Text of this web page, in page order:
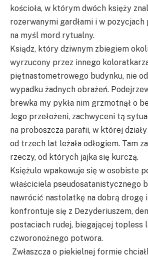
kościoła, w którym dwóch księży
rozerwanymi gardłami i w
na myśl mord rytualny.
Ksiądz, który dziwnym zbiegiem
wyrzucony przez innego
piętnastometrowego budynku, nie
wypadku żadnych obrażeń.
brewka my pykła nim grzmotnął o
Jego przełożeni, zachwyceni tą
na proboszcza parafii, w której
od trzech lat leżała odłogiem. Tam
rzeczy, od których jajka się kurczą.
Księżulo wpakowuje się w osobiste
właściciela pseudosatanistycznego
nawrócić nastolatkę na dobrą drogę
konfrontuje się z Dezyderiuszem,
postaciach rudej, biegającej topless
czworonożnego potwora.
Zwłaszcza o piekielnej formie